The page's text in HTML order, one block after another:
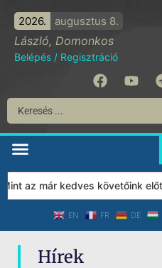
2026. augusztus 8.
László, Domonkos
Belépés / Regisztráció
az már kedves követőink
EN FR DE
Hírek